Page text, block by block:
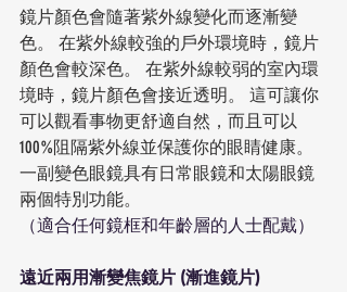
鏡片顏色會隨著紫外線變化而逐漸變
色。 在紫外線較強的戶外環境時，鏡片
顏色會較深色。 在紫外線較弱的室內環
境時，鏡片顏色會接近透明。 這可讓你
可以觀看事物更舒適自然，而且可以
100%阻隔紫外線並保護你的眼睛健康。
一副變色眼鏡具有日常眼鏡和太陽眼鏡
兩個特別功能。
（適合任何鏡框和年齡層的人士配戴）
遠近兩用漸變焦鏡片 (漸進鏡片)